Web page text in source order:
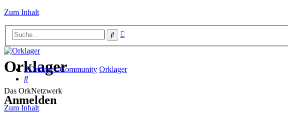
Zum Inhalt
Suche
Orklager
Das OrkNetzwerk
Zum Inhalt
Orklager-Community Orklager
Suche
Anmelden